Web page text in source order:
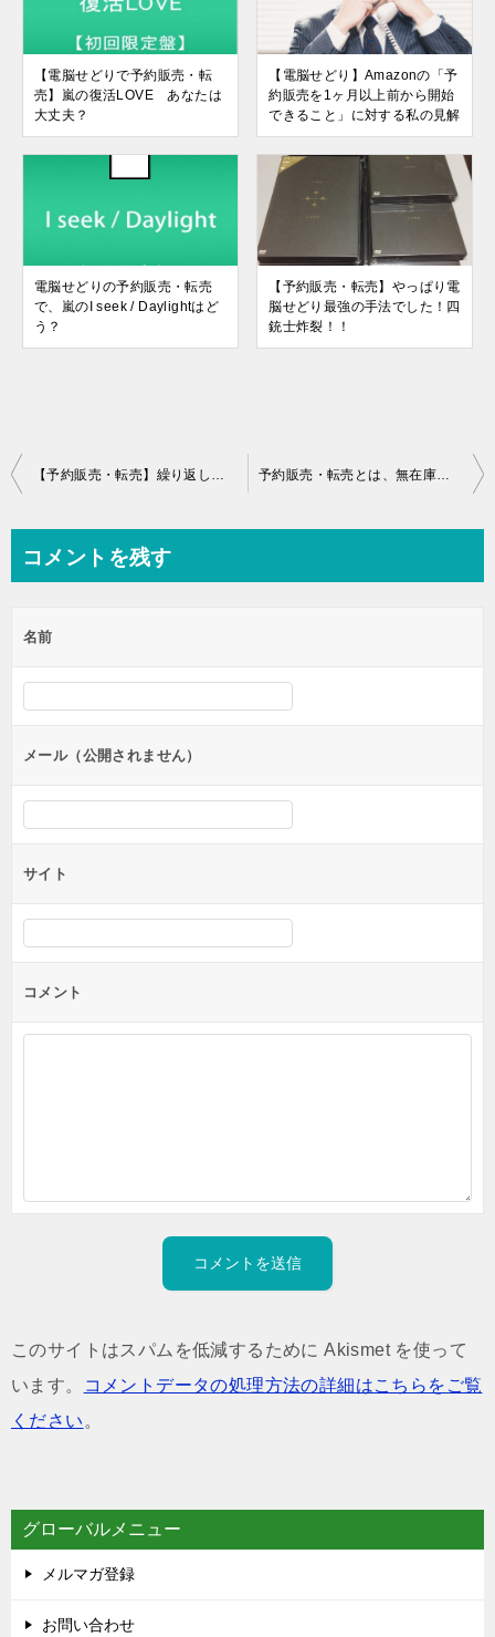
【電脳せどりで予約販売・転
売】嵐の復活LOVE あなたは
大丈夫？
【電脳せどり】Amazonの「予
約販売を1ヶ月以上前から開始
できること」に対する私の見解
電脳せどりの予約販売・転売
で、嵐のI seek / Daylightはど
う？
【予約販売・転売】やっぱり電
脳せどり最強の手法でした！四
銃士炸裂！！
投
ビ
ー
シ
ン
【予約販売・転売】繰り返し稼げるゲーム教えちゃいます！ 予約販売・転売とは、無在庫販売なの？
コメントを残す
名前
メール（公開されません）
サイト
コメント
このサイトはスパムを低減するために Akismet を使って
います。
コメントデータの処理方法の詳細はこちらをご覧
ください 。
グローバルメニュー
メルマガ登録
お問い合わせ